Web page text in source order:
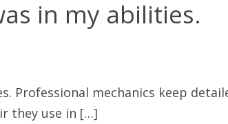
in my abilities.
Professional mechanics keep
they use in […]